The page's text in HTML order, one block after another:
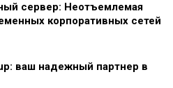
сервер: Неотъемлемая
корпоративных сетей
ваш надежный партнер в